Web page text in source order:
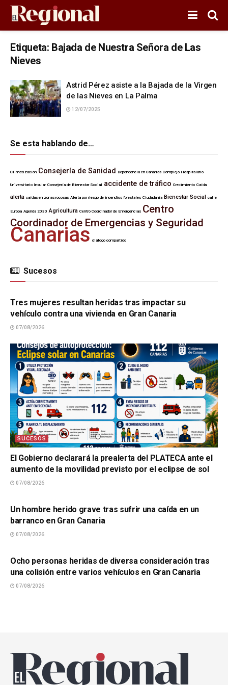
Etiqueta: Bajada de Nuestra Señora de Las
Nieves
Astrid Pérez asiste a la Bajada de la Virgen
de las Nieves en La Palma
12/07/2025
Se esta hablando de…
Climatización Consejería de Sanidad Dependencia en Canarias Complejo Hospitalario
Universitario Insular Consejería de Bienestar Social accidente de tráfico Crecimiento Caída
alerta caídas en zonas rocosas Alerta por riesgo de incendios forestales Ciudadanía Bienestar Social calle
Europa Agenda 2030 Agricultura Centro Coordinador de Emergencias Centro
Coordinador de Emergencias y Seguridad
Canarias diálogo compartido
Sucesos
SUCESOS
Tres mujeres resultan heridas tras impactar su
vehículo contra una vivienda en Gran Canaria
07/08/2026
SUCESOS
El Gobierno declarará la prealerta del PLATECA ante el
aumento de la movilidad previsto por el eclipse de sol
07/08/2026
Un hombre herido grave tras sufrir una caída en un
barranco en Gran Canaria
07/08/2026
Ocho personas heridas de diversa consideración tras
una colisión entre varios vehículos en Gran Canaria
07/08/2026